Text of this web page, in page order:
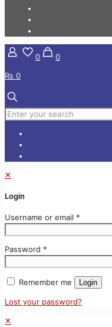
0
0
₨ 0
✕
Login
Username or email *
Password *
Remember me Login
Lost your password?
✕